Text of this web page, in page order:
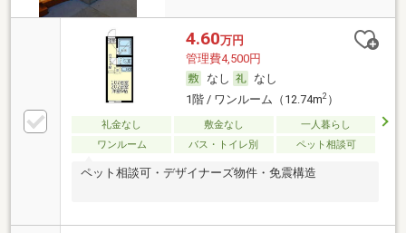
4.60万円
管理費4,500円
なし
なし
1階 / ワンルーム（12.74m2）
礼金なし 敷金なし
一人暮らし
ワンルーム
バス・トイレ別 ペット相談可
ペット相談可・デザイナーズ物件・免震構造